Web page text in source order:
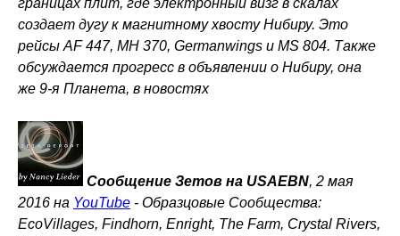
границах плит, где электронный визг в скалах
создает дугу к магнитному хвосту Нибиру. Это
рейсы AF 447, MH 370, Germanwings и MS 804. Также
обсуждается прогресс в объявлении о Нибиру, она
же 9-я Планета, в новостях
Сообщение Зетов на USAEBN, 2 мая
2016 на YouTube - Образцовые Сообщества:
EcoVillages, Findhorn, Enright, The Farm, Crystal Rivers,